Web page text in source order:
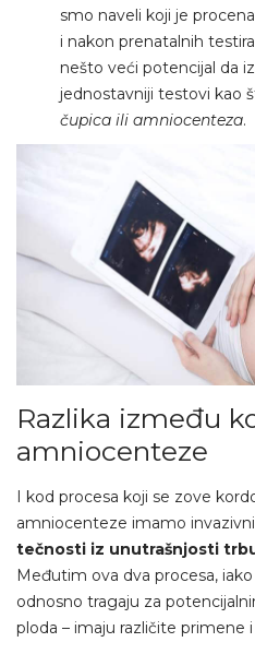
smo naveli koji je
i nakon prenatalnih
nešto veći potencijal da
jednostavniji testovi kao
čupica ili amniocenteza.
Razlika između
amniocenteze
I kod procesa koji se zove
amniocenteze imamo
tečnosti iz unutrašnjosti
Međutim ova dva procesa,
odnosno tragaju za
ploda – imaju različite primene